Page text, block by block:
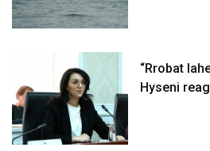
“Rrobat
Hyseni